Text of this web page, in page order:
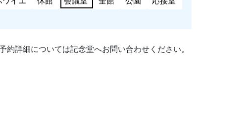
詳細については記念堂へお問い合わせください。